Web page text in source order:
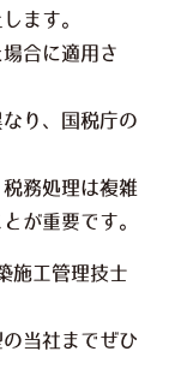
ます。
合に適用さ
り、国税庁の
務処理は複雑
が重要です。
施工管理技士
当社までぜひ